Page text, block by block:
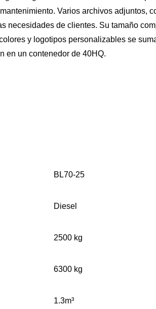
Varios archivos adjuntos,
necesidades de clientes. Su tamaño
y logotipos personalizables se
en un contenedor de 40HQ.
BL70-25
Diesel
2500 kg
6300 kg
1.3m³